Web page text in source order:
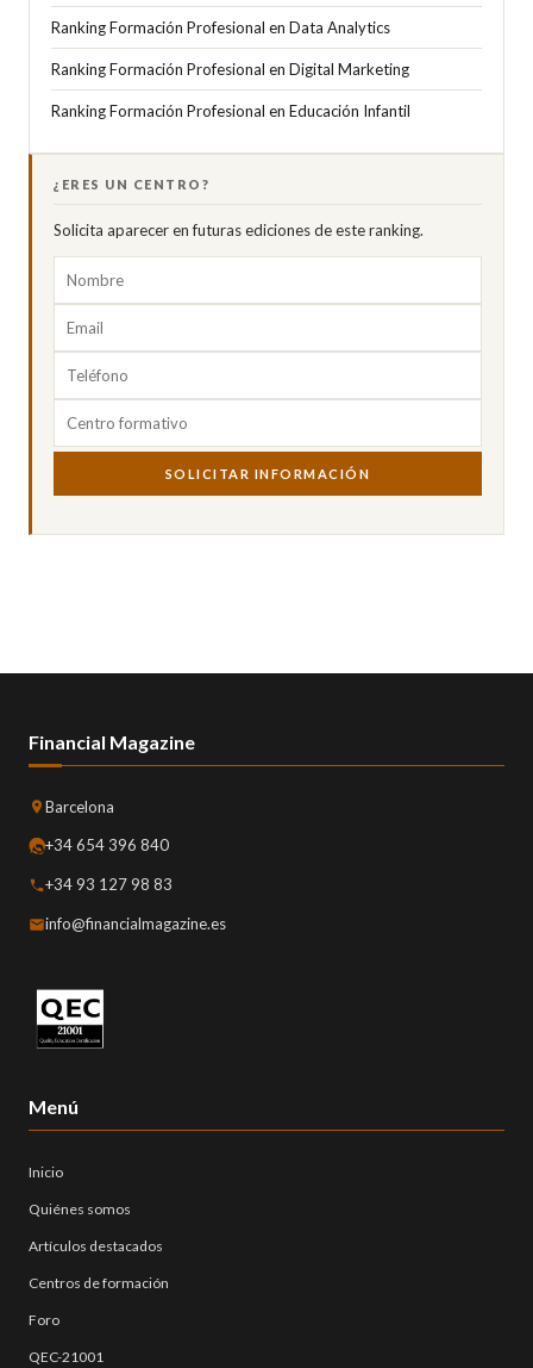
Ranking Formación Profesional en Data Analytics
Ranking Formación Profesional en Digital Marketing
Ranking Formación Profesional en Educación Infantil
¿ERES UN CENTRO?
Solicita aparecer en futuras ediciones de este ranking.
SOLICITAR INFORMACIÓN
Financial Magazine
Barcelona
+34 654 396 840
+34 93 127 98 83
info@financialmagazine.es
Menú
Inicio
Quiénes somos
Artículos destacados
Centros de formación
Foro
QEC-21001